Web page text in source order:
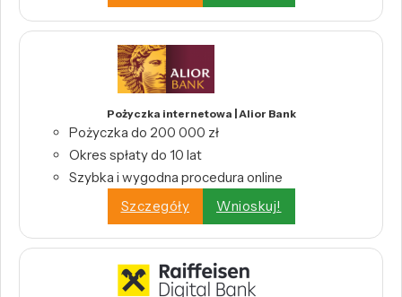
Pożyczka internetowa | Alior Bank
Pożyczka do 200 000 zł
Okres spłaty do 10 lat
Szybka i wygodna procedura online
Szczegóły
Wnioskuj!